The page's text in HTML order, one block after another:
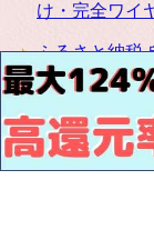
け・完全ワイ
ふるさと納税
ふるさと納税
ーブル・ベッ